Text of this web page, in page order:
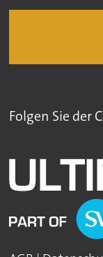
Folgen Sie der